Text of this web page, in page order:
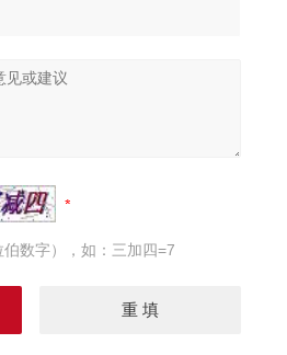
数字），如：三加四=7